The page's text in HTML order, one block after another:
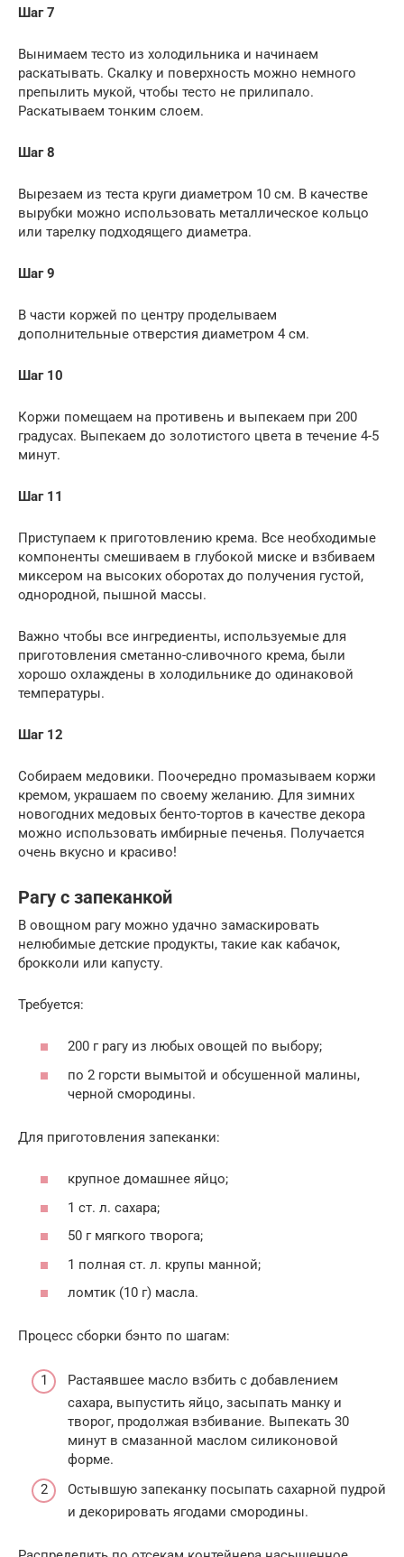
Шаг 7
Вынимаем тесто из холодильника и начинаем
раскатывать. Скалку и поверхность можно немного
препылить мукой, чтобы тесто не прилипало.
Раскатываем тонким слоем.
Шаг 8
Вырезаем из теста круги диаметром 10 см. В качестве
вырубки можно использовать металлическое кольцо
или тарелку подходящего диаметра.
Шаг 9
В части коржей по центру проделываем
дополнительные отверстия диаметром 4 см.
Шаг 10
Коржи помещаем на противень и выпекаем при 200
градусах. Выпекаем до золотистого цвета в течение 4-5
минут.
Шаг 11
Приступаем к приготовлению крема. Все необходимые
компоненты смешиваем в глубокой миске и взбиваем
миксером на высоких оборотах до получения густой,
однородной, пышной массы.
Важно чтобы все ингредиенты, используемые для
приготовления сметанно-сливочного крема, были
хорошо охлаждены в холодильнике до одинаковой
температуры.
Шаг 12
Собираем медовики. Поочередно промазываем коржи
кремом, украшаем по своему желанию. Для зимних
новогодних медовых бенто-тортов в качестве декора
можно использовать имбирные печенья. Получается
очень вкусно и красиво!
Рагу с запеканкой
В овощном рагу можно удачно замаскировать
нелюбимые детские продукты, такие как кабачок,
брокколи или капусту.
Требуется:
200 г рагу из любых овощей по выбору;
по 2 горсти вымытой и обсушенной малины,
черной смородины.
Для приготовления запеканки:
крупное домашнее яйцо;
1 ст. л. сахара;
50 г мягкого творога;
1 полная ст. л. крупы манной;
ломтик (10 г) масла.
Процесс сборки бэнто по шагам:
Растаявшее масло взбить с добавлением
сахара, выпустить яйцо, засыпать манку и
творог, продолжая взбивание. Выпекать 30
минут в смазанной маслом силиконовой
форме.
Остывшую запеканку посыпать сахарной пудрой
и декорировать ягодами смородины.